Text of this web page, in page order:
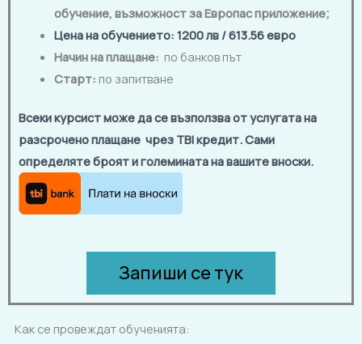
обучение, възможност за Европас приложение;
Цена на обучението: 1200 лв / 613.56 евро
Начин на плащане: по банков път
Старт: по запитване
Всеки курсист може да се възползва от услугата на
разсрочено плащане чрез TBI кредит. Сами
определяте броят и големината на вашите вноски.
Запиши се тук
Как се провеждат обученията: